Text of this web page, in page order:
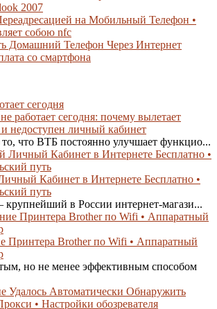
2007
на Мобильный Телефон •
собою nfc
Домашний Телефон Через Интернет
со смартфона
работает сегодня: почему вылетает
недоступен личный кабинет
что ВТБ постоянно улучшает функцио...
Кабинет в Интернете Бесплатно •
путь
в России интернет-магази...
Принтера Brother по Wifi • Аппаратный
но не менее эффективным способом